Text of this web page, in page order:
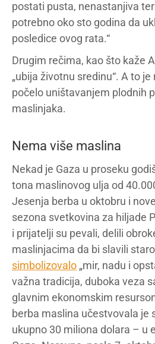
postati pusta, nenastanjiva
potrebno oko sto godina da
posledice ovog rata.“
Drugim rečima, kao što kaže
„ubija životnu sredinu“. A to
počelo uništavanjem plodnih
maslinjaka.
Nema više maslina
Nekad je Gaza u proseku
tona maslinovog ulja od
Jesenja berba u oktobru i
sezona svetkovina za hiljade
i prijatelji su pevali, delili
maslinjacima da bi slavili
simbolizovalo „mir, nadu i
važna tradicija, duboka veza
glavnim ekonomskim
berba maslina učestvovala je
ukupno 30 miliona dolara – u